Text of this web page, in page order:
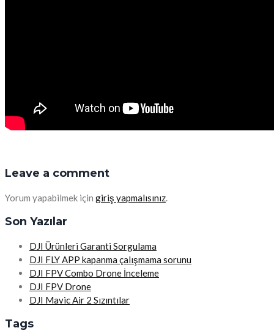
Leave a comment
Yorum yapabilmek için giriş yapmalısınız.
Son Yazılar
DJI Ürünleri Garanti Sorgulama
DJI FLY APP kapanma çalışmama sorunu
DJI FPV Combo Drone İnceleme
DJI FPV Drone
DJI Mavic Air 2 Sızıntılar
Tags